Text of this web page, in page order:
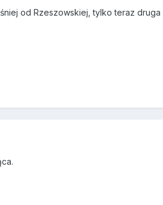
od Rzeszowskiej, tylko teraz